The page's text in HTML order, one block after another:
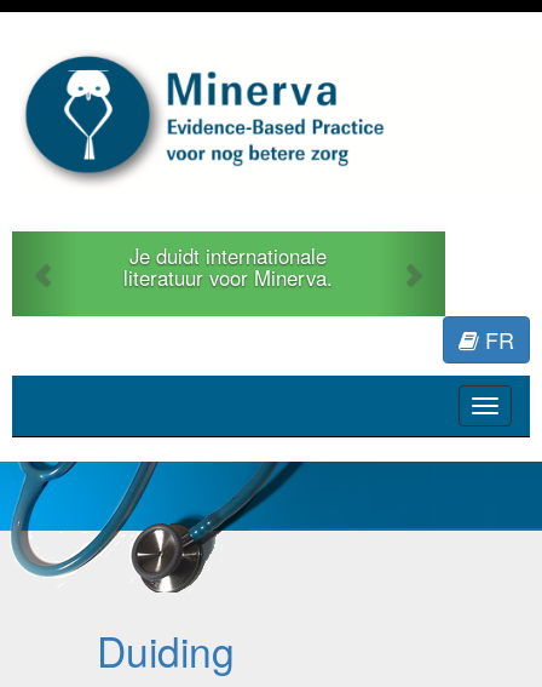
Je duidt internationale
literatuur voor Minerva.
Previous
FR
Toggle
Duiding